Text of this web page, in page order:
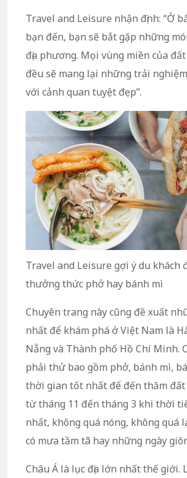
Travel and Leisure nhận định: “Ở
bạn đến, bạn sẽ bắt gặp những
địa phương. Mọi vùng miền của
đều sẽ mang lại những trải
với cảnh quan tuyệt đẹp”.
Travel and Leisure gợi ý du khách
thưởng thức phở hay bánh mì
Chuyên trang này cũng đề xuất
nhất để khám phá ở Việt Nam là
Nẵng và Thành phố Hồ Chí Minh.
phải thử bao gồm phở, bánh mì,
thời gian tốt nhất để đến thăm đất
từ tháng 11 đến tháng 3 khi thời
nhất, không quá nóng, không quá
có mưa tầm tã hay những ngày
Châu Á là lục địa lớn nhất thế giới.